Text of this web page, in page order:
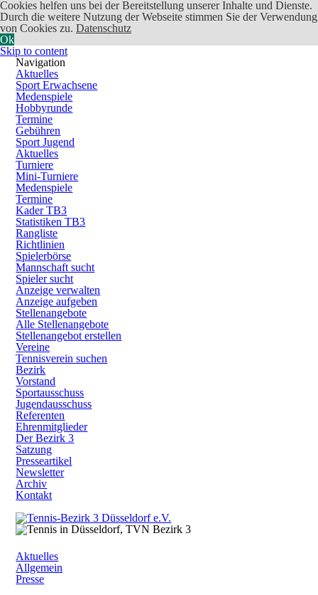
Cookies helfen uns bei der Bereitstellung unserer Inhalte und Dienste.
Durch die weitere Nutzung der Webseite stimmen Sie der Verwendung
von Cookies zu. Datenschutz
Ok
Skip to content
Navigation
Aktuelles
Sport Erwachsene
Medenspiele
Hobbyrunde
Termine
Gebühren
Sport Jugend
Aktuelles
Turniere
Mini-Turniere
Medenspiele
Termine
Kader TB3
Statistiken TB3
Rangliste
Richtlinien
Spielerbörse
Mannschaft sucht
Spieler sucht
Anzeige verwalten
Anzeige aufgeben
Stellenangebote
Alle Stellenangebote
Stellenangebot erstellen
Vereine
Tennisverein suchen
Bezirk
Vorstand
Sportausschuss
Jugendausschuss
Referenten
Ehrenmitglieder
Der Bezirk 3
Satzung
Presseartikel
Newsletter
Archiv
Kontakt
Aktuelles
Allgemein
Presse